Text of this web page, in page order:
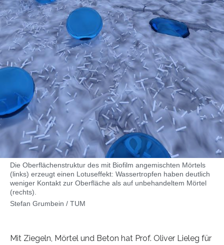
Die Oberflächenstruktur des mit Biofilm angemischten Mörtels
(links) erzeugt einen Lotuseffekt: Wassertropfen haben deutlich
weniger Kontakt zur Oberfläche als auf unbehandeltem Mörtel
(rechts).
Stefan Grumbein / TUM
Mit Ziegeln, Mörtel und Beton hat Prof. Oliver Lieleg für